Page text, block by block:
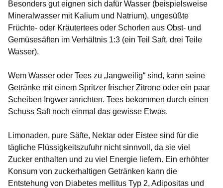
Besonders gut eignen sich dafür Wasser (beispielsweise
Mineralwasser mit Kalium und Natrium), ungesüßte
Früchte- oder Kräutertees oder Schorlen aus Obst- und
Gemüsesäften im Verhältnis 1:3 (ein Teil Saft, drei Teile
Wasser).
Wem Wasser oder Tees zu „langweilig“ sind, kann seine
Getränke mit einem Spritzer frischer Zitrone oder ein paar
Scheiben Ingwer anrichten. Tees bekommen durch einen
Schuss Saft noch einmal das gewisse Etwas.
Limonaden, pure Säfte, Nektar oder Eistee sind für die
tägliche Flüssigkeitszufuhr nicht sinnvoll, da sie viel
Zucker enthalten und zu viel Energie liefern. Ein erhöhter
Konsum von zuckerhaltigen Getränken kann die
Entstehung von Diabetes mellitus Typ 2, Adipositas und